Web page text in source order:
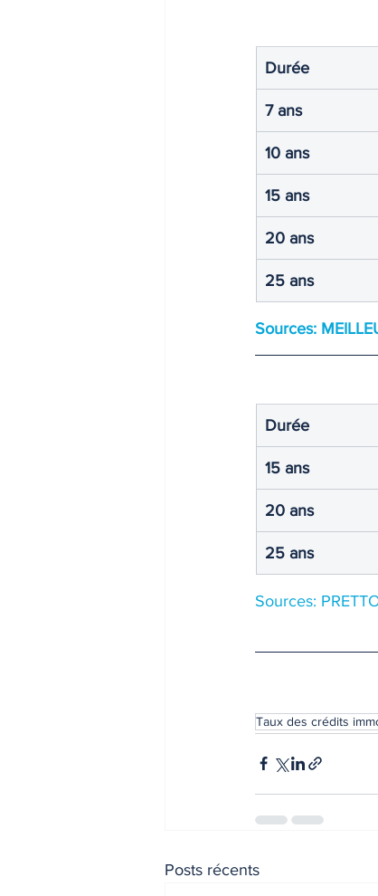
Durée
7 ans
10 ans
15 ans
20 ans
25 ans
Sources:
Durée
15 ans
20 ans
25 ans
Sources:
Taux des crédits
Posts récents